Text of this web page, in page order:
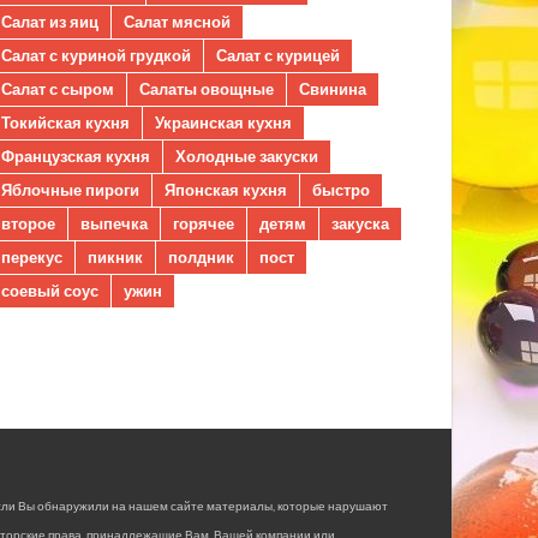
Салат из яиц
Салат мясной
Салат с куриной грудкой
Салат с курицей
Салат с сыром
Салаты овощные
Свинина
Токийская кухня
Украинская кухня
Французская кухня
Холодные закуски
Яблочные пироги
Японская кухня
быстро
второе
выпечка горячее детям
закуска
перекус
пикник полдник
пост
соевый соус
ужин
Вы обнаружили на нашем сайте материалы, которые нарушают
права, принадлежащие Вам, Вашей компании или